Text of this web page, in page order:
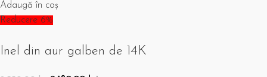
Adaugă în coș
Reducere 6%
Inel din aur galben de 14K